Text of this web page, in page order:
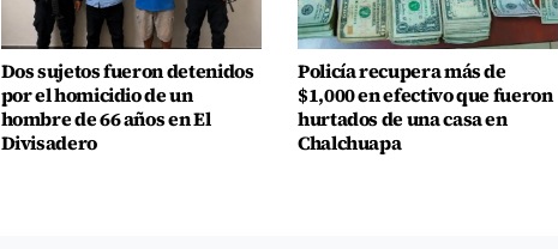
Dos sujetos fueron detenidos
por el homicidio de un
hombre de 66 años en El
Divisadero
Policía recupera más de
$1,000 en efectivo que fueron
hurtados de una casa en
Chalchuapa